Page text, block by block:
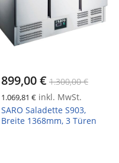
899,00 € 1.300,00 €
1.069,81 € inkl. MwSt.
SARO Saladette S903,
Breite 1368mm, 3 Türen